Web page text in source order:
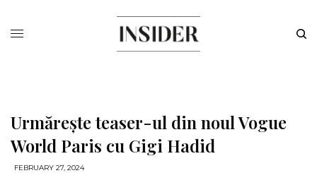
Urmărește teaser-ul din noul Vogue
World Paris cu Gigi Hadid
FEBRUARY 27, 2024